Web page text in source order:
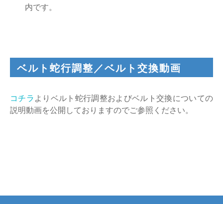
内です。
ベルト蛇行調整／ベルト交換動画
コチラよりベルト蛇行調整およびベルト交換についての
説明動画を公開しておりますのでご参照ください。